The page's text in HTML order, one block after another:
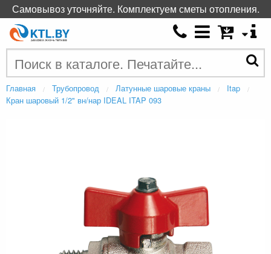
Главная Трубопровод Латунные шаровые краны
Itap
Кран шаровый 1/2" вн/нар IDEAL ITAP 093
Самовывоз уточняйте. Комплектуем сметы отопления.